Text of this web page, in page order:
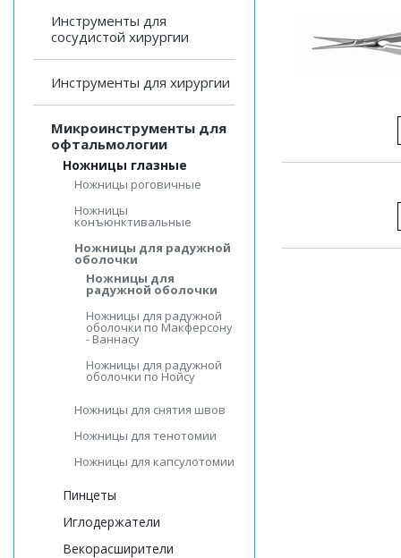
Инструменты для
сосудистой хирургии
Инструменты для хирургии
Микроинструменты для
офтальмологии
Ножницы глазные
Ножницы роговичные
Ножницы
конъюнктивальные
Ножницы для радужной
оболочки
Ножницы для
радужной оболочки
Ножницы для радужной
оболочки по Макферсону
- Ваннасу
Ножницы для радужной
оболочки по Нойсу
Ножницы для снятия швов
Ножницы для тенотомии
Ножницы для капсулотомии
Пинцеты
Иглодержатели
Векорасширители